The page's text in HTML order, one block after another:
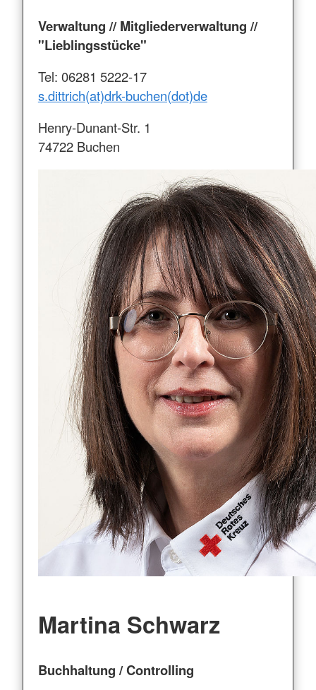
Verwaltung // Mitgliederverwaltung //
"Lieblingsstücke"
Tel: 06281 5222-17
s.dittrich(at)drk-buchen(dot)de
Henry-Dunant-Str. 1
74722 Buchen
Martina Schwarz
Buchhaltung / Controlling